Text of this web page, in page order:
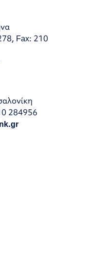
Fax: 210
284956